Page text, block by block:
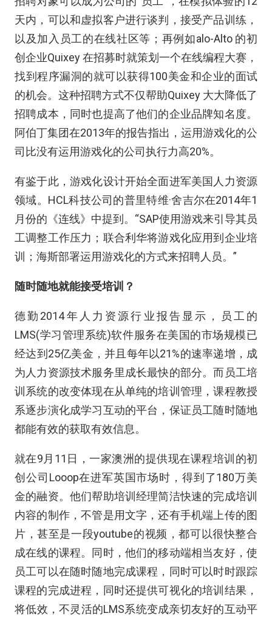
天内，可以和虚拟客户进行谈判，接受产品训练，
以及加入员工的在线社区等；再例如alo-Alto 的初
创企业Quixey 在招募时就策划一个在线编程大赛，
找到程序漏洞的就可以获得100美金和企业的面试
的机会。这种招聘方式不仅帮助Quixey 大大降低了
招聘成本，同时也提高了他们的企业品牌知名度。
阿伯丁集团在2013年的报告指出，运用游戏化的公
司比没有运用游戏化的公司执行力高20%。
有鉴于此，游戏化设计开始全面进军美国人力资源
领域。HCL科技公司的普里特维·舍吉尔在2014年1
月份的《连线》中提到。“SAP使用游戏来引导其员
工调整工作压力；联合利华将游戏化应用到企业培
训；海斯部署运用游戏化的方式来招聘人员。”
随时随地就能接受培训？
德勤2014年人力资源行业报告显示，员工的
LMS(学习管理系统)软件服务在美国的市场规模已
经达到25亿美金，并且每年以21%的速率递增，成
为人力资源技术服务里成长最快的部分。而员工培
训系统的改变体现在从单纯的培训管理，课程教授
系逐步演化成学习互动的平台，保证员工随时随地
都能有效的获取有效信息。
就在9月11日，一家澳洲的提供现在课程培训的初
创公司Looop在进军英国市场时，得到了180万美
金的融资。他们帮助培训经理简洁快速的完成培训
内容的制作，不管是用文字，还有手机端上传的图
片，甚至是一段youtube的视频，都可以很快整合
成在线的课程。同时，他们的移动端相当友好，使
员工可以在随时随地完成课程，同时可以时时跟踪
课程的完成进程，同时还提供可视化的培训结果，
将低效，不灵活的LMS系统变成亲切友好的互动平